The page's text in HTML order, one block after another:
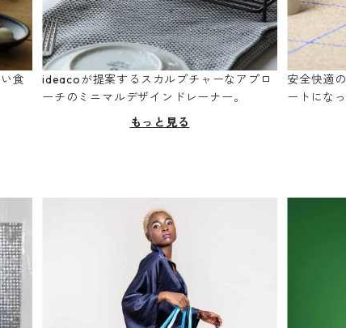
食
ideacoが提案するスカルプチャーなアプロ
ーチのミニマルデザインドレーナー。
もっと見る
安全快適
ートにな